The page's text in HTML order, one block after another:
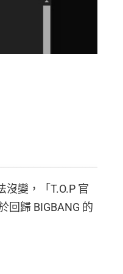
變，「T.O.P 官
回歸 BIGBANG 的